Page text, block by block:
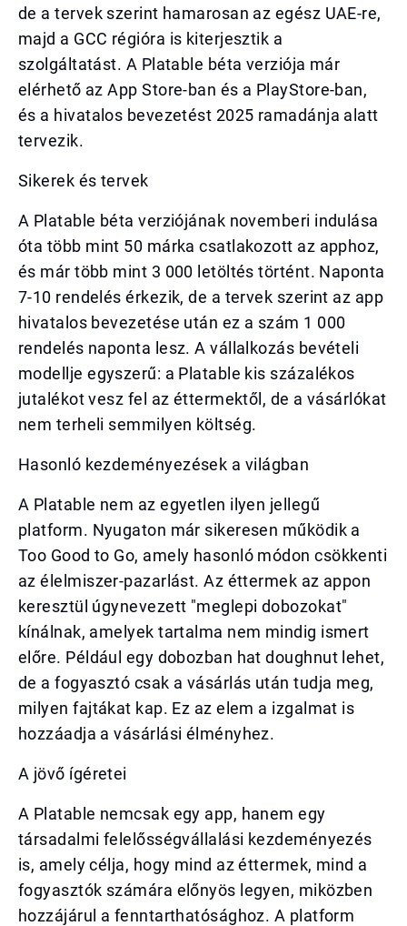
de a tervek szerint hamarosan az egész UAE-re,
majd a GCC régióra is kiterjesztik a
szolgáltatást. A Platable béta verziója már
elérhető az App Store-ban és a PlayStore-ban,
és a hivatalos bevezetést 2025 ramadánja alatt
tervezik.
Sikerek és tervek
A Platable béta verziójának novemberi indulása
óta több mint 50 márka csatlakozott az apphoz,
és már több mint 3 000 letöltés történt. Naponta
7-10 rendelés érkezik, de a tervek szerint az app
hivatalos bevezetése után ez a szám 1 000
rendelés naponta lesz. A vállalkozás bevételi
modellje egyszerű: a Platable kis százalékos
jutalékot vesz fel az éttermektől, de a vásárlókat
nem terheli semmilyen költség.
Hasonló kezdeményezések a világban
A Platable nem az egyetlen ilyen jellegű
platform. Nyugaton már sikeresen működik a
Too Good to Go, amely hasonló módon csökkenti
az élelmiszer-pazarlást. Az éttermek az appon
keresztül úgynevezett "meglepi dobozokat"
kínálnak, amelyek tartalma nem mindig ismert
előre. Például egy dobozban hat doughnut lehet,
de a fogyasztó csak a vásárlás után tudja meg,
milyen fajtákat kap. Ez az elem a izgalmat is
hozzáadja a vásárlási élményhez.
A jövő ígéretei
A Platable nemcsak egy app, hanem egy
társadalmi felelősségvállalási kezdeményezés
is, amely célja, hogy mind az éttermek, mind a
fogyasztók számára előnyös legyen, miközben
hozzájárul a fenntarthatósághoz. A platform